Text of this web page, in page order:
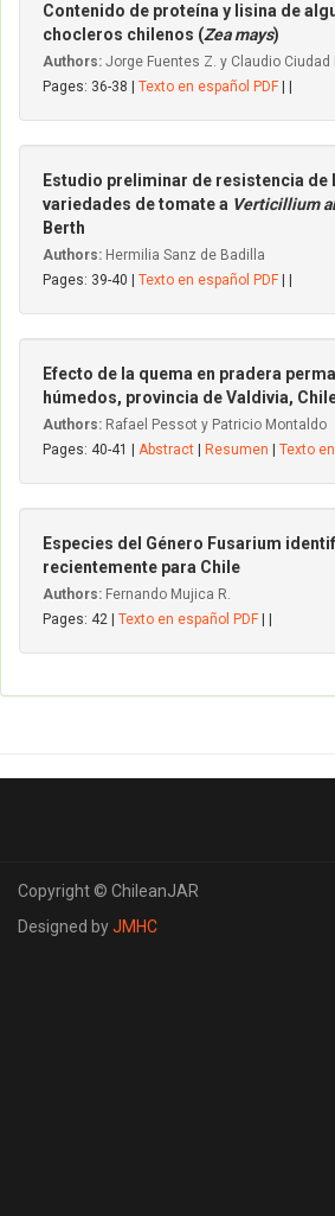
Contenido de proteína y lisina de
chocleros chilenos (Zea mays)
Authors: Jorge Fuentes Z. y Claudio Ciudad
Pages: 36-38 | Texto en español PDF
Estudio preliminar de resistencia de
variedades de tomate a Verticillium
Berth
Authors: Hermilia Sanz de Badilla
Pages: 39-40 | Texto en español PDF
Efecto de la quema en pradera
húmedos, provincia de Valdivia,
Authors: Rafael Pessot y Patricio Montaldo
Pages: 40-41 | Abstract Resumen Texto
Especies del Género Fusarium
recientemente para Chile
Authors: Fernando Mujica R.
Pages: 42 | Texto en español PDF
Copyright © ChileanJAR
Designed byJMHC